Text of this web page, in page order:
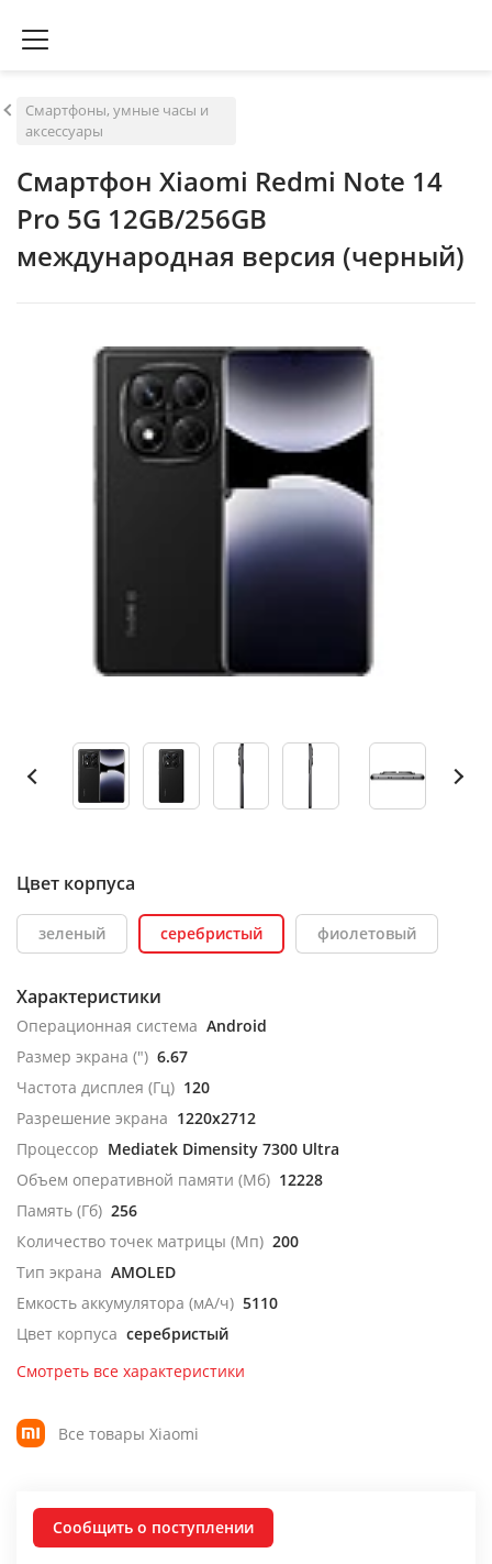
Смартфоны, умные часы и
аксессуары
Смартфон Xiaomi Redmi Note 14
Pro 5G 12GB/256GB
международная версия (черный)
Цвет корпуса
зеленый серебристый фиолетовый
Характеристики
Операционная система Android
Размер экрана (") 6.67
Частота дисплея (Гц) 120
Разрешение экрана 1220x2712
Процессор Mediatek Dimensity 7300 Ultra
Объем оперативной памяти (Мб) 12228
Память (Гб) 256
Количество точек матрицы (Мп) 200
Тип экрана AMOLED
Емкость аккумулятора (мА/ч) 5110
Цвет корпуса серебристый
Смотреть все характеристики
Все товары Xiaomi
Сообщить о поступлении